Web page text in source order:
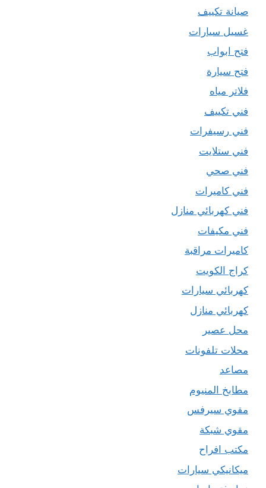
صيانة تكييف
غسيل سيارات
فتح ابواب
فتح سيارة
فلاتر مياه
فني تكييف
فني رسيفرات
فني ستلايت
فني صحي
فني كاميرات
فني كهربائي منازل
فني مكيفات
كاميرات مراقبة
كراج الكويت
كهربائي سيارات
كهربائي منازل
محل عصير
محلات تلفونات
مصاعد
مطابخ المنيوم
مقوي سيرفس
مقوي شبكة
مكتب افراح
ميكانيكي سيارات